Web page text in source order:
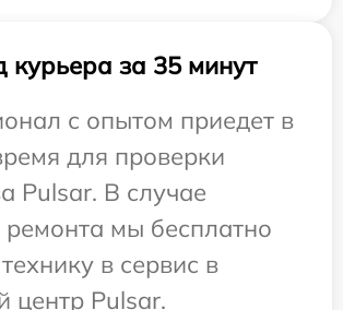
курьера за 35 минут
с опытом приедет в
для проверки
Pulsar. В случае
мы бесплатно
в сервис в
центр Pulsar.